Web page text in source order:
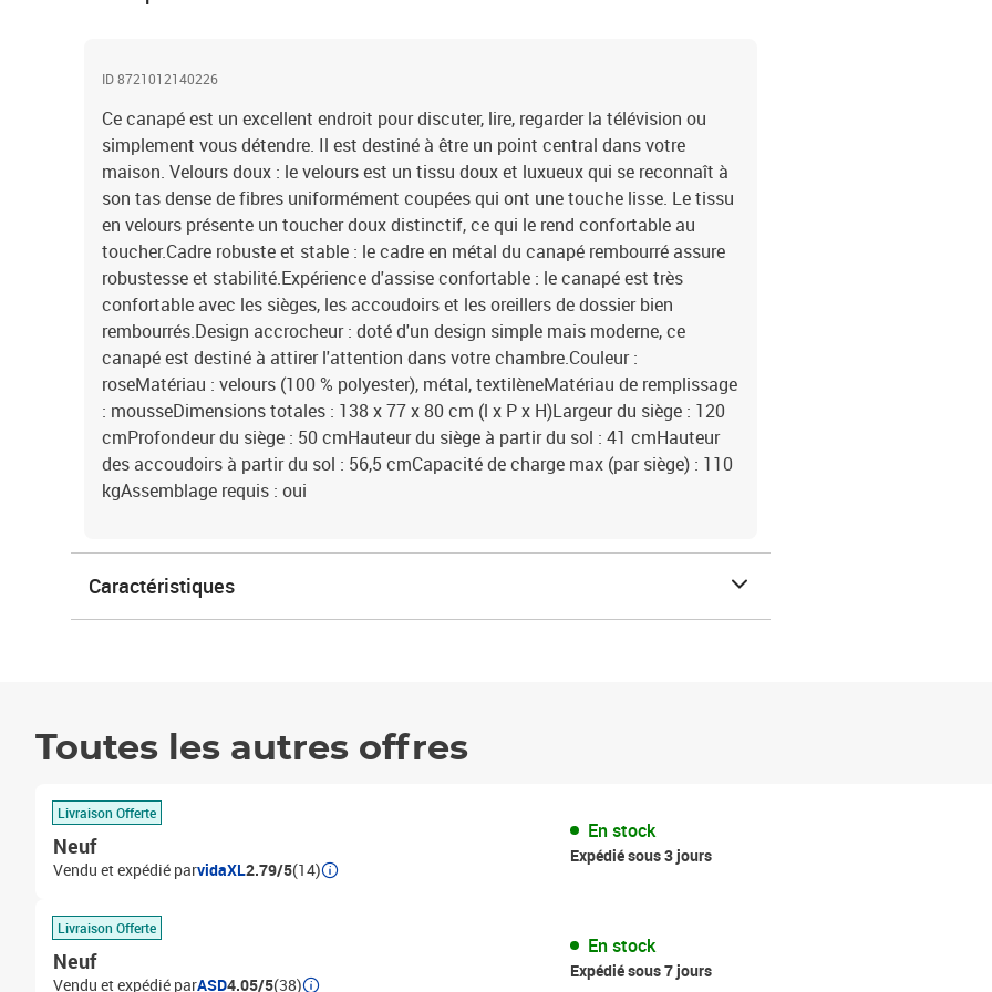
ID 8721012140226
Ce canapé est un excellent endroit pour discuter, lire, regarder la télévision ou
simplement vous détendre. Il est destiné à être un point central dans votre
maison. Velours doux : le velours est un tissu doux et luxueux qui se reconnaît à
son tas dense de fibres uniformément coupées qui ont une touche lisse. Le tissu
en velours présente un toucher doux distinctif, ce qui le rend confortable au
toucher.Cadre robuste et stable : le cadre en métal du canapé rembourré assure
robustesse et stabilité.Expérience d'assise confortable : le canapé est très
confortable avec les sièges, les accoudoirs et les oreillers de dossier bien
rembourrés.Design accrocheur : doté d'un design simple mais moderne, ce
canapé est destiné à attirer l'attention dans votre chambre.Couleur :
roseMatériau : velours (100 % polyester), métal, textilèneMatériau de remplissage
: mousseDimensions totales : 138 x 77 x 80 cm (l x P x H)Largeur du siège : 120
cmProfondeur du siège : 50 cmHauteur du siège à partir du sol : 41 cmHauteur
des accoudoirs à partir du sol : 56,5 cmCapacité de charge max (par siège) : 110
kgAssemblage requis : oui
Caractéristiques
Toutes les autres offres
Livraison Offerte
Neuf
Vendu et expédié parvidaXL2.79/5(14)
En stock
Expédié sous 3 jours
Livraison Offerte
Neuf
Vendu et expédié parASD4.05/5(38)
En stock
Expédié sous 7 jours